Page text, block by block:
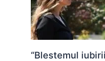
“Blestemul